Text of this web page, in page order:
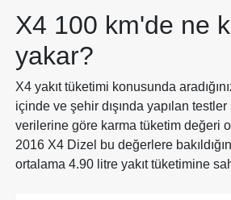
X4 100 km'de ne
yakar?
X4 yakıt tüketimi konusunda
içinde ve şehir dışında yapılan
verilerine göre karma tüketim değeri
2016 X4 Dizel bu değerlere
ortalama 4.90 litre yakıt tüketimine